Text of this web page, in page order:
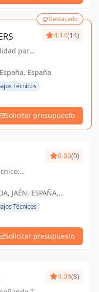
Destacado
para
4.14(14)
España
Técnicos
Solicitar presupuesto
0.00(0)
JAÉN, ESPAÑA,
Técnicos
Solicitar presupuesto
4.06(8)